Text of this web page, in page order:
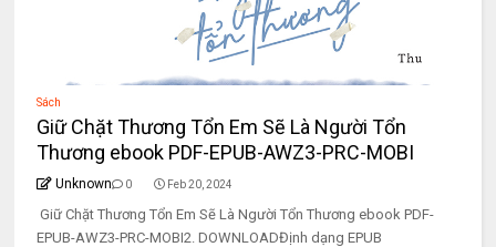
Sách
Giữ Chặt Thương Tổn Em Sẽ Là Người Tổn
Thương ebook PDF-EPUB-AWZ3-PRC-MOBI
Unknown 0 Feb 20, 2024
Giữ Chặt Thương Tổn Em Sẽ Là Người Tổn Thương ebook PDF-
EPUB-AWZ3-PRC-MOBI2. DOWNLOADĐịnh dạng EPUB